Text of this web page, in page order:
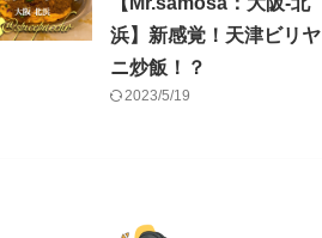
浜】新感覚！天津ビリヤ
ニ炒飯！？
2023/5/19